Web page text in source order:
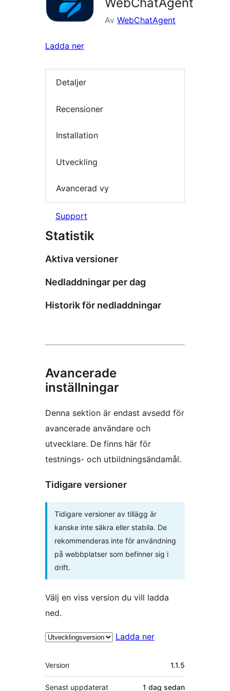
Av WebChatAgent
Ladda ner
Detaljer
Recensioner
Installation
Utveckling
Avancerad vy
Support
Statistik
Aktiva versioner
Nedladdningar per dag
Historik för nedladdningar
Avancerade
inställningar
Denna sektion är endast avsedd för
avancerade användare och
utvecklare. De finns här för
testnings- och utbildningsändamål.
Tidigare versioner
Tidigare versioner av tillägg är
kanske inte säkra eller stabila. De
rekommenderas inte för användning
på webbplatser som befinner sig i
drift.
Välj en viss version du vill ladda
ned.
Ladda ner
Meta
Version 1.1.5
Senast uppdaterat 1 dag sedan